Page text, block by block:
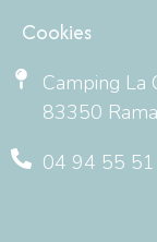
Cookies
Camping La
83350
04 94 55